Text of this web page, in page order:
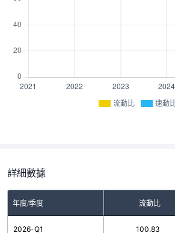
流動比 速動
詳細數據
年度/季度 流動比
2026-Q1 100.83